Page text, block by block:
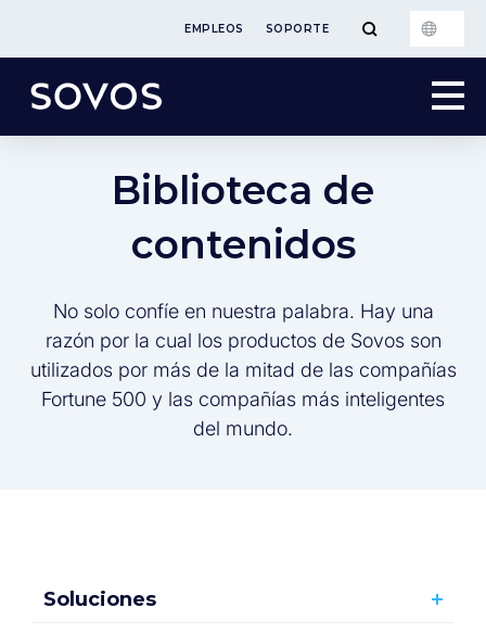
EMPLEOS SOPORTE
Biblioteca de
contenidos
No solo confíe en nuestra palabra. Hay una
razón por la cual los productos de Sovos son
utilizados por más de la mitad de las compañías
Fortune 500 y las compañías más inteligentes
del mundo.
Soluciones